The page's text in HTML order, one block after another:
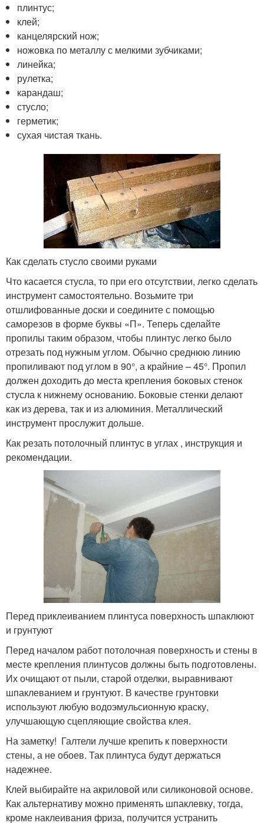
плинтус;
клей;
канцелярский нож;
ножовка по металлу с мелкими зубчиками;
линейка;
рулетка;
карандаш;
стусло;
герметик;
сухая чистая ткань.
Как сделать стусло своими руками
Что касается стусла, то при его отсутствии, легко сделать
инструмент самостоятельно. Возьмите три
отшлифованные доски и соедините с помощью
саморезов в форме буквы «П». Теперь сделайте
пропилы таким образом, чтобы плинтус легко было
отрезать под нужным углом. Обычно среднюю линию
пропиливают под углом в 90°, а крайние – 45°. Пропил
должен доходить до места крепления боковых стенок
стусла к нижнему основанию. Боковые стенки делают
как из дерева, так и из алюминия. Металлический
инструмент прослужит дольше.
Как резать потолочный плинтус в углах , инструкция и
рекомендации.
Перед приклеиванием плинтуса поверхность шпаклюют
и грунтуют
Перед началом работ потолочная поверхность и стены в
месте крепления плинтусов должны быть подготовлены.
Их очищают от пыли, старой отделки, выравнивают
шпаклеванием и грунтуют. В качестве грунтовки
используют любую водоэмульсионную краску,
улучшающую сцепляющие свойства клея.
На заметку! Галтели лучше крепить к поверхности
стены, а не обоев. Так плинтуса будут держаться
надежнее.
Клей выбирайте на акриловой или силиконовой основе.
Как альтернативу можно применять шпаклевку, тогда,
кроме наклеивания фриза, получится устранить